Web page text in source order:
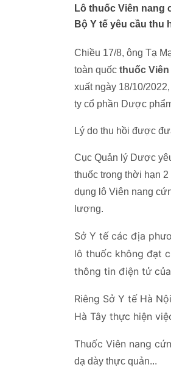
Lô thuốc Viên nang
Bộ Y tế yêu cầu thu
Chiều 17/8, ông Tạ
toàn quốc thuốc
xuất ngày 18/10/
ty cổ phần Dược
Lý do thu hồi được
Cục Quản lý Dược
thuốc trong thời hạn
dụng lô Viên nang
lượng.
Sở Y tế các địa
lô thuốc không đạt
thông tin điện tử
Riêng Sở Y tế Hà
Hà Tây thực hiện
Thuốc Viên nang
dạ dày thực quản...